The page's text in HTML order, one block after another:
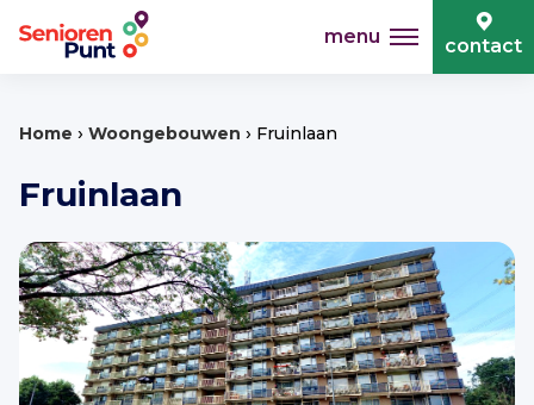
menu contact
Home › Woongebouwen › Fruinlaan
Fruinlaan